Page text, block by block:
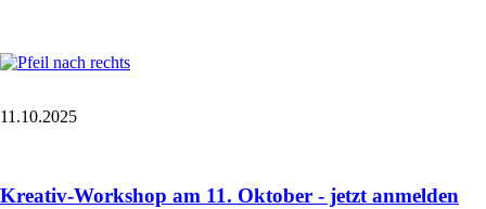
11.10.2025
Kreativ-Workshop am 11. Oktober - jetzt anmelden